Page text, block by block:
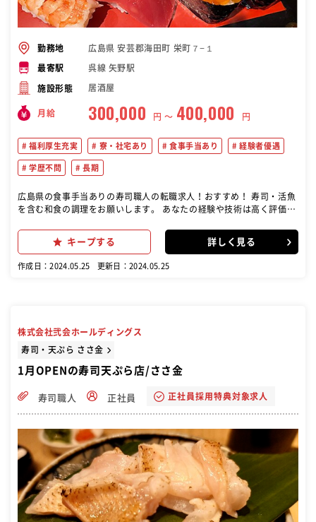
勤務地 広島県 安芸郡海田町 栄町７−１
最寄駅 呉線 矢野駅
施設形態 居酒屋
月給 300,000 円 〜 400,000 円
福利厚生充実 寮・社宅あり 食事手当あり 経験者優遇
学歴不問 長期
広島県の食事手当ありの寿司職人の転職求人！おすすめ！ 寿司・活魚
を含む和食の調理をお願いします。 あなたの経験や技術は高く評価し
キープする 詳しく見る
作成日：2024.05.25 更新日：2024.05.25
株式会社弐会ホールディングス
寿司・天ぷら ささ金
1月OPENの寿司天ぷら店/ささ金
寿司職人 正社員 正社員採用特典対象求人